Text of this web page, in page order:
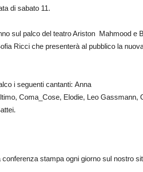
di sabato 11.
sul palco del teatro Ariston Mahmood e
Ricci che presenterà al pubblico la
i seguenti cantanti: Anna
Coma_Cose, Elodie, Leo Gassmann,
stampa ogni giorno sul nostro